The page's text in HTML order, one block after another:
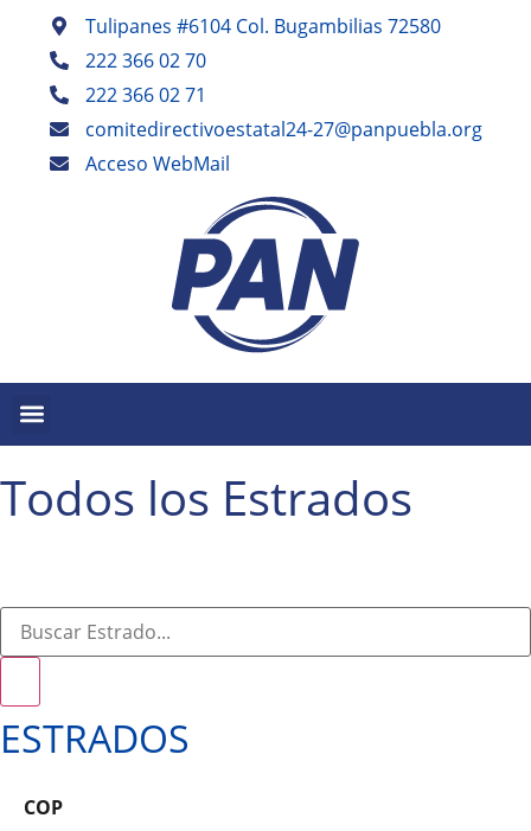
Tulipanes #6104 Col. Bugambilias 72580
222 366 02 70
222 366 02 71
comitedirectivoestatal24-27@panpuebla.org
Acceso WebMail
Todos los Estrados
ESTRADOS
COP